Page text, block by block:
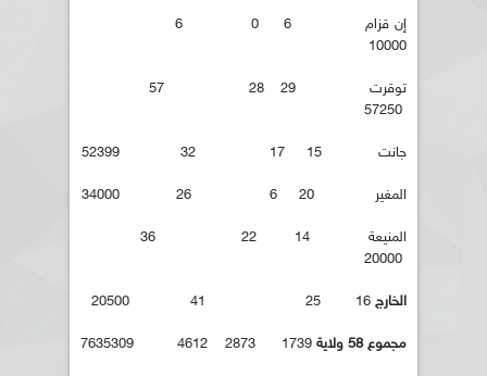
10000
توقرت 29 28 57
جانت 15 17 32 52399
المغير 20 6 26 34000
الخارج 16 25 41 20500
مجموع 58 ولاية